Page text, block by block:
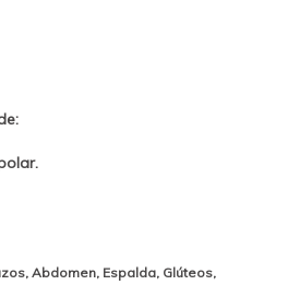
Abdomen, Espalda, Glúteos,